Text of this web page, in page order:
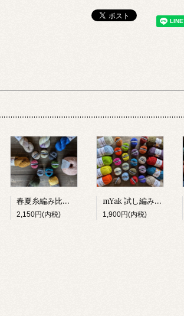
春夏糸編み比べセット
2,150円(内税)
mYak 試し編みセット
1,900円(内税)